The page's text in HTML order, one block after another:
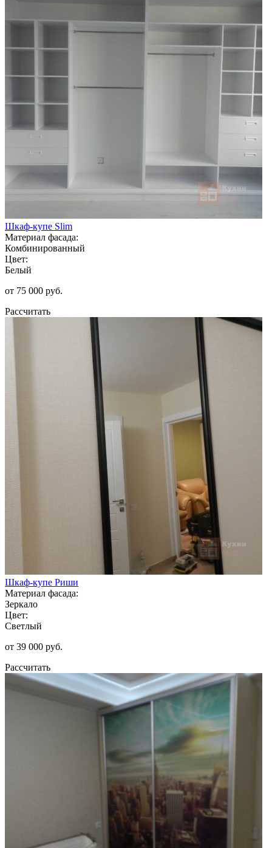
Шкаф-купе Slim
Материал фасада:
Комбинированный
Цвет:
Белый
от 75 000 руб.
Рассчитать
Шкаф-купе Риши
Материал фасада:
Зеркало
Цвет:
Светлый
от 39 000 руб.
Рассчитать